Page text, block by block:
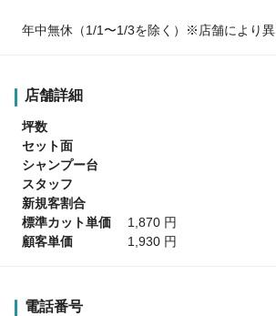
年中無休（1/1〜1/3を除く）※店舗により異
店舗詳細
坪数
セット面
シャンプー台
スタッフ
新規客割合
標準カット単価
1,870 円
顧客単価
1,930 円
電話番号